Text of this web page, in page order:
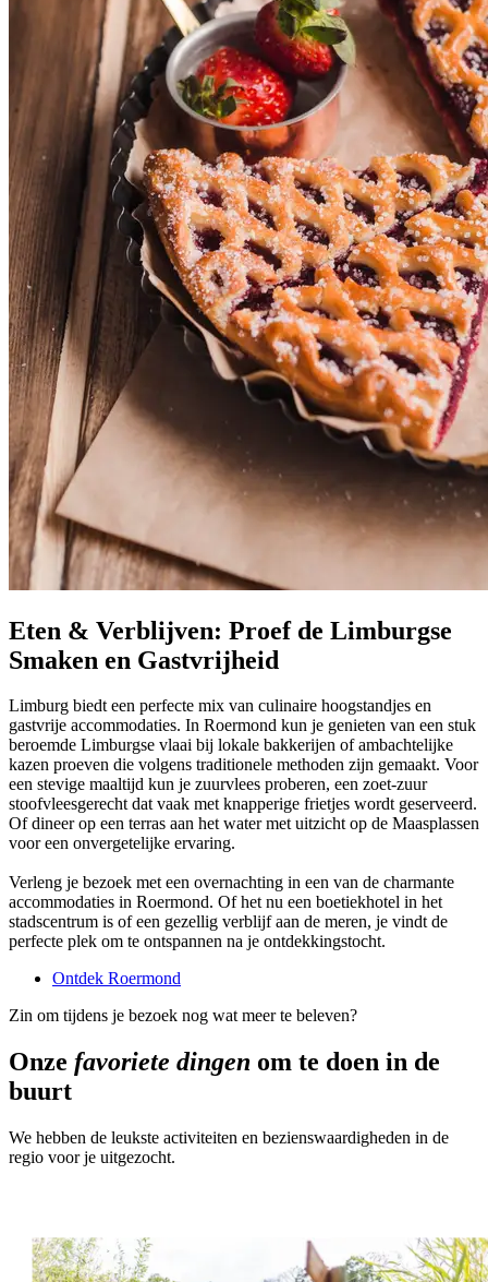
Eten & Verblijven: Proef de Limburgse
Smaken en Gastvrijheid
Limburg biedt een perfecte mix van culinaire hoogstandjes en
gastvrije accommodaties. In Roermond kun je genieten van een stuk
beroemde Limburgse vlaai bij lokale bakkerijen of ambachtelijke
kazen proeven die volgens traditionele methoden zijn gemaakt. Voor
een stevige maaltijd kun je zuurvlees proberen, een zoet-zuur
stoofvleesgerecht dat vaak met knapperige frietjes wordt geserveerd.
Of dineer op een terras aan het water met uitzicht op de Maasplassen
voor een onvergetelijke ervaring.
Verleng je bezoek met een overnachting in een van de charmante
accommodaties in Roermond. Of het nu een boetiekhotel in het
stadscentrum is of een gezellig verblijf aan de meren, je vindt de
perfecte plek om te ontspannen na je ontdekkingstocht.
Ontdek Roermond
Zin om tijdens je bezoek nog wat meer te beleven?
Onze favoriete dingen om te doen in de
buurt
We hebben de leukste activiteiten en bezienswaardigheden in de
regio voor je uitgezocht.